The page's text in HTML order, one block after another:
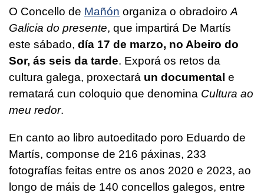
O Concello de Mañón organiza o obradoiro A
Galicia do presente, que impartirá De Martís
este sábado, día 17 de marzo, no Abeiro do
Sor, ás seis da tarde. Exporá os retos da
cultura galega, proxectará un documental e
rematará cun coloquio que denomina Cultura ao
meu redor.
En canto ao libro autoeditado poro Eduardo de
Martís, componse de 216 páxinas, 233
fotografías feitas entre os anos 2020 e 2023, ao
longo de máis de 140 concellos galegos, entre